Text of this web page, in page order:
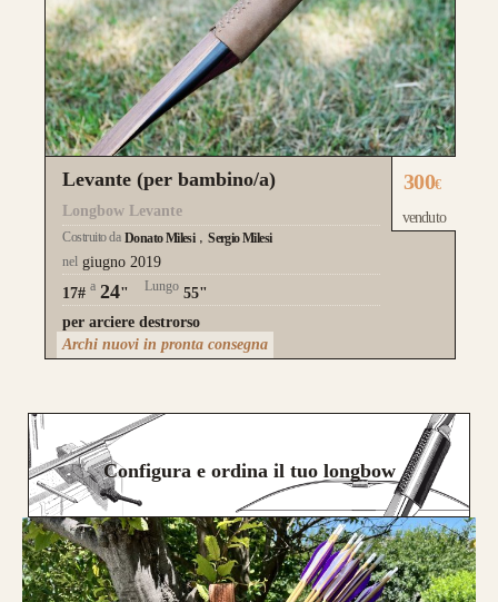
Levante (per bambino/a)
Longbow Levante
Costruito da Donato Milesi
Sergio Milesi
nel giugno 2019
17# a 24" Lungo 55"
per arciere destrorso
300€
venduto
Archi nuovi in pronta consegna
Configura e ordina il tuo longbow